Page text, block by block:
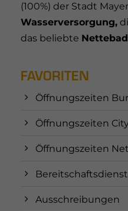
(100%) der Stadt
Wasserversorgung,
das beliebte Nettebad
FAVORITEN
Öffnungszeiten
Öffnungszeiten
Öffnungszeiten
Ausschreibungen